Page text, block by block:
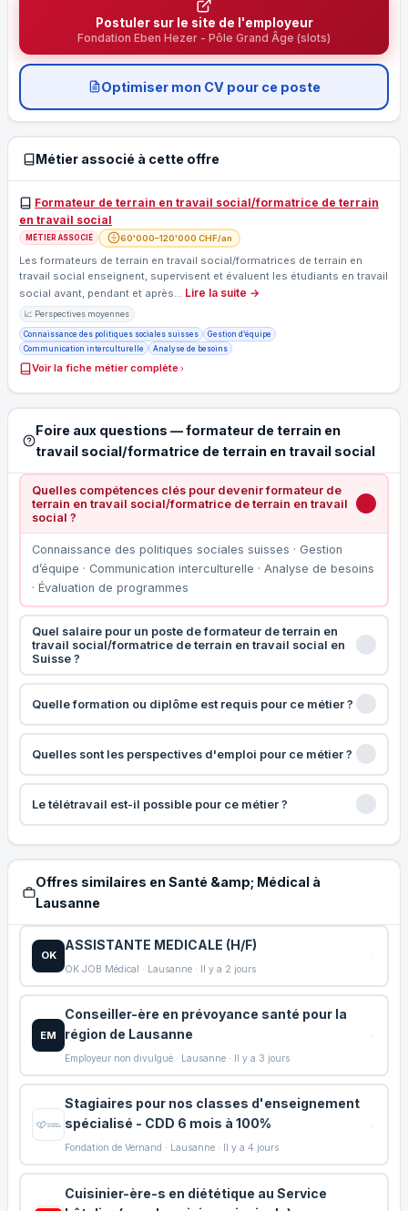
Postuler sur le site de l'employeur
Fondation Eben Hezer - Pôle Grand Âge (slots)
Optimiser mon CV pour ce poste
Métier associé à cette offre
Formateur de terrain en travail social/formatrice de terrain
en travail social
MÉTIER ASSOCIÉ 60'000–120'000 CHF/an
Les formateurs de terrain en travail social/formatrices de terrain en
travail social enseignent, supervisent et évaluent les étudiants en travail
social avant, pendant et après… Lire la suite →
📈 Perspectives moyennes
Connaissance des politiques sociales suisses
Gestion d’équipe
Communication interculturelle
Analyse de besoins
Voir la fiche métier complète
Foire aux questions — formateur de terrain en
travail social/formatrice de terrain en travail social
Quelles compétences clés pour devenir formateur de
terrain en travail social/formatrice de terrain en travail
social ?
Connaissance des politiques sociales suisses · Gestion
d’équipe · Communication interculturelle · Analyse de besoins
· Évaluation de programmes
Quel salaire pour un poste de formateur de terrain en
travail social/formatrice de terrain en travail social en
Suisse ?
Quelle formation ou diplôme est requis pour ce métier ?
Quelles sont les perspectives d'emploi pour ce métier ?
Le télétravail est-il possible pour ce métier ?
Offres similaires en Santé &amp; Médical à
Lausanne
OK
ASSISTANTE MEDICALE (H/F)
OK JOB Médical · Lausanne · Il y a 2 jours
EM
Conseiller-ère en prévoyance santé pour la
région de Lausanne
Employeur non divulgué · Lausanne · Il y a 3 jours
Stagiaires pour nos classes d'enseignement
spécialisé - CDD 6 mois à 100%
Fondation de Vernand · Lausanne · Il y a 4 jours
Cuisinier-ère-s en diététique au Service